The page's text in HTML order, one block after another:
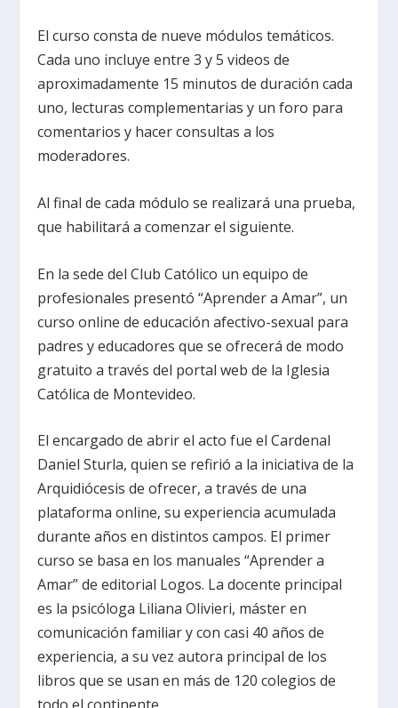
El curso consta de nueve módulos temáticos.
Cada uno incluye entre 3 y 5 videos de
aproximadamente 15 minutos de duración cada
uno, lecturas complementarias y un foro para
comentarios y hacer consultas a los
moderadores.
Al final de cada módulo se realizará una prueba,
que habilitará a comenzar el siguiente.
En la sede del Club Católico un equipo de
profesionales presentó “Aprender a Amar”, un
curso online de educación afectivo-sexual para
padres y educadores que se ofrecerá de modo
gratuito a través del portal web de la Iglesia
Católica de Montevideo.
El encargado de abrir el acto fue el Cardenal
Daniel Sturla, quien se refirió a la iniciativa de la
Arquidiócesis de ofrecer, a través de una
plataforma online, su experiencia acumulada
durante años en distintos campos. El primer
curso se basa en los manuales “Aprender a
Amar” de editorial Logos. La docente principal
es la psicóloga Liliana Olivieri, máster en
comunicación familiar y con casi 40 años de
experiencia, a su vez autora principal de los
libros que se usan en más de 120 colegios de